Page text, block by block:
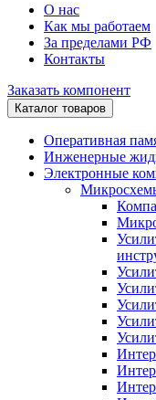
О нас
Как мы работаем
За пределами РФ
Контакты
Заказать компонент
Каталог товаров
Оперативная
Инженерные
Электронные